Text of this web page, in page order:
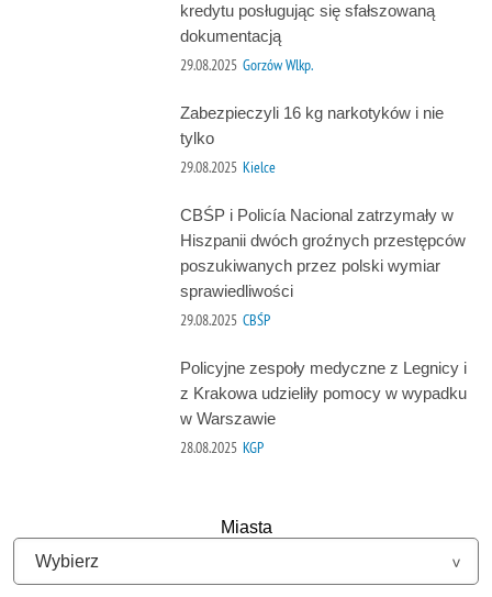
kredytu posługując się sfałszowaną
dokumentacją
29.08.2025 Gorzów Wlkp.
Zabezpieczyli 16 kg narkotyków i nie
tylko
29.08.2025 Kielce
CBŚP i Policía Nacional zatrzymały w
Hiszpanii dwóch groźnych przestępców
poszukiwanych przez polski wymiar
sprawiedliwości
29.08.2025 CBŚP
Policyjne zespoły medyczne z Legnicy i
z Krakowa udzieliły pomocy w wypadku
w Warszawie
28.08.2025 KGP
Miasta